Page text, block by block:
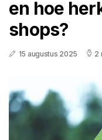
en hoe
shops?
15 augustus 2025 2